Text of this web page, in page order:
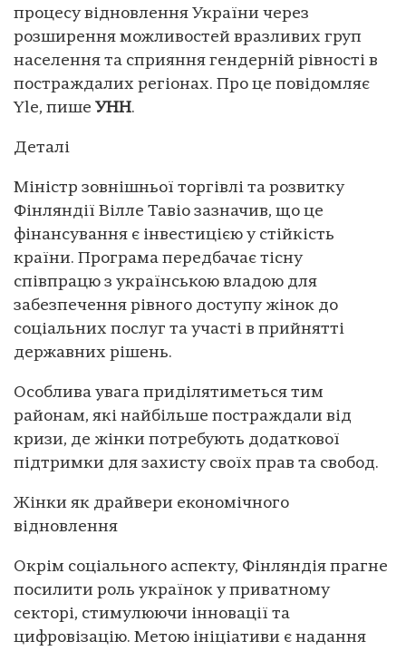
процесу відновлення України через
розширення можливостей вразливих груп
населення та сприяння гендерній рівності в
постраждалих регіонах. Про це повідомляє
Yle, пише УНН.
Деталі
Міністр зовнішньої торгівлі та розвитку
Фінляндії Вілле Тавіо зазначив, що це
фінансування є інвестицією у стійкість
країни. Програма передбачає тісну
співпрацю з українською владою для
забезпечення рівного доступу жінок до
соціальних послуг та участі в прийнятті
державних рішень.
Особлива увага приділятиметься тим
районам, які найбільше постраждали від
кризи, де жінки потребують додаткової
підтримки для захисту своїх прав та свобод.
Жінки як драйвери економічного
відновлення
Окрім соціального аспекту, Фінляндія прагне
посилити роль українок у приватному
секторі, стимулюючи інновації та
цифровізацію. Метою ініціативи є надання